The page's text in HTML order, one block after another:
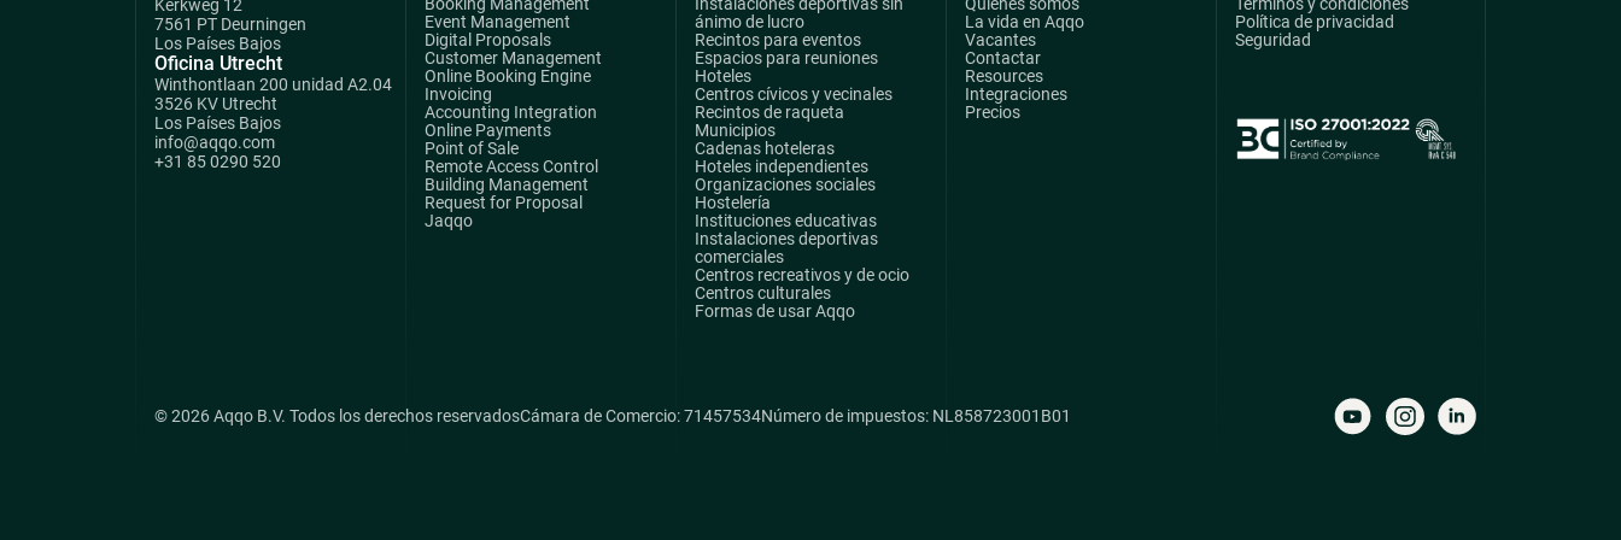
Kerkweg 12
7561 PT Deurningen
Los Países Bajos
Oficina Utrecht
Winthontlaan 200 unidad A2.04
3526 KV Utrecht
Los Países Bajos
info@aqqo.com
+31 85 0290 520
Event Management
Digital Proposals
Customer Management
Online Booking Engine
Invoicing
Accounting Integration
Online Payments
Point of Sale
Remote Access Control
Building Management
Request for Proposal
Jaqqo
ánimo de lucro
Recintos para eventos
Espacios para reuniones
Hoteles
Centros cívicos y vecinales
Recintos de raqueta
Municipios
Cadenas hoteleras
Hoteles independientes
Organizaciones sociales
Hostelería
Instituciones educativas
Instalaciones deportivas
comerciales
Centros recreativos y de ocio
Centros culturales
Formas de usar Aqqo
La vida en Aqqo
Vacantes
Contactar
Resources
Integraciones
Precios
Política de privacidad
Seguridad
© 2026 Aqqo B.V. Todos los derechos reservadosCámara de Comercio: 71457534Número de impuestos: NL858723001B01